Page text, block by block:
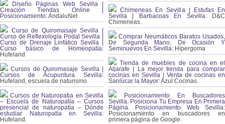
Diseño Páginas Web Sevilla |
Creación Tiendas Online |
Posicionamiento:AndaluNet
Curso de Quiromasaje Sevilla |
Curso de Reflexología Podal Sevilla |
Curso de Drenaje Linfático Sevilla |
Curso básico de Homeopatía:
Hufeland
Cursos de Quiromasaje Sevilla |
Cursos de Acupuntura Sevilla:
Hufeland, escuela de naturismo.
Cursos de Naturopatia en Sevilla
– Escuela de Naturopatía – Cursos
presencial de naturopatía – Dónde
estudiar Naturopatía en Sevilla:
Hufeland.
Chimeneas En Sevilla | Estufas En
Sevilla | Barbacoas En Sevilla:D&C
Chimeneas.
Comprar Neumáticos Baratos Usados,
De Segunda Mano, De Ocasión Y
Seminuevos En Sevilla: Hipergoma
Tienda de muebles de cocina en el
Aljarafe | La mejor tienda para comprar
cocinas en Sevilla | Venta de cocinas en
Sanlúcar la Mayor:Azul Cocinas.
Posicionamiento En Buscadores
Sevilla. Posiciona Tu Empresa En Primera
Página. Posicionamiento Web Sevilla:
Posicionamiento en buscadores en
primera página de Google.